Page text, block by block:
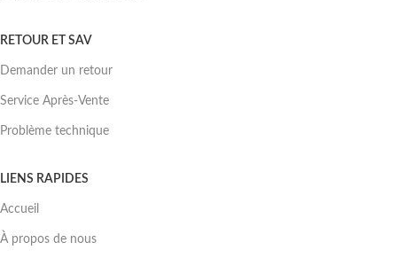
RETOUR ET SAV
Demander un retour
Service Après-Vente
Problème technique
LIENS RAPIDES
Accueil
À propos de nous